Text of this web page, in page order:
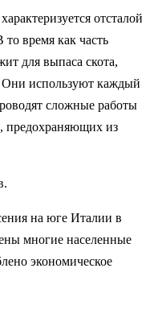
отсталой
время как часть
для выпаса скота,
Они используют каждый
сложные работы
предохраняющих из
на юге Италии в
многие населенные
экономическое